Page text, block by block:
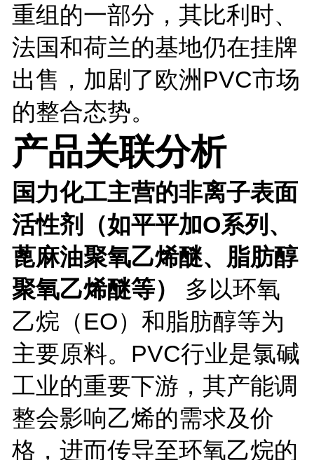
重组的一部分，其比利时、
法国和荷兰的基地仍在挂牌
出售，加剧了欧洲PVC市场
的整合态势。
产品关联分析
国力化工主营的非离子表面
活性剂（如平平加O系列、
蓖麻油聚氧乙烯醚、脂肪醇
聚氧乙烯醚等）
多以环氧
乙烷（EO）和脂肪醇等为
主要原料。PVC行业是氯碱
工业的重要下游，其产能调
整会影响乙烯的需求及价
格，进而传导至环氧乙烷的